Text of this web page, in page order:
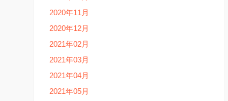
2020年11月
2020年12月
2021年02月
2021年03月
2021年04月
2021年05月